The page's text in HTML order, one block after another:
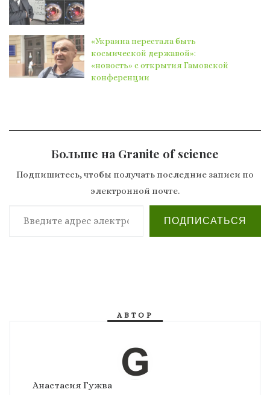
«Украина перестала быть
космической державой»:
«новость» с открытия Гамовской
конференции
Больше на Granite of science
Подпишитесь, чтобы получать последние записи по
электронной почте.
Введите адрес электронной почты…
ПОДПИСАТЬСЯ
АВТОР
Анастасия Гужва